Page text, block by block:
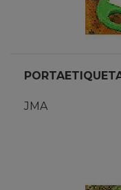
JMA